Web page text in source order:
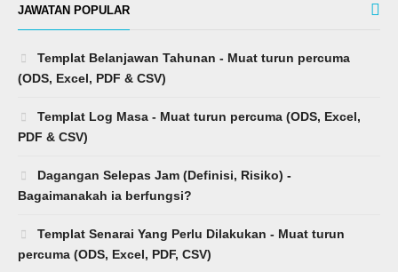
JAWATAN POPULAR
Templat Belanjawan Tahunan - Muat turun percuma
(ODS, Excel, PDF & CSV)
Templat Log Masa - Muat turun percuma (ODS, Excel,
PDF & CSV)
Dagangan Selepas Jam (Definisi, Risiko) -
Bagaimanakah ia berfungsi?
Templat Senarai Yang Perlu Dilakukan - Muat turun
percuma (ODS, Excel, PDF, CSV)